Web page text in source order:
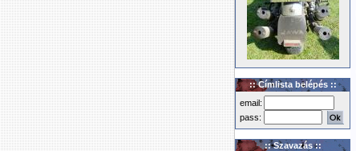
:: Címlista belépés ::
email:
pass:
:: Szavazás ::